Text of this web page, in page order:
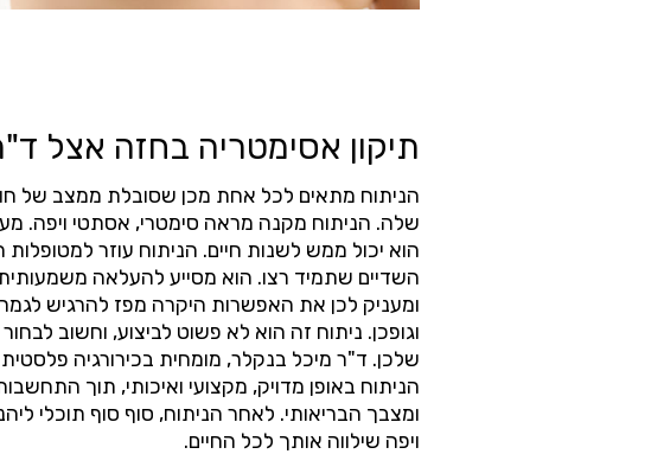
תיקון אסימטריה בחזה אצל
שלה. הניתוח מקנה מראה סימטרי, אסתטי ויפה.
הוא יכול ממש לשנות חיים. הניתוח עוזר
השדיים שתמיד רצו. הוא מסייע להעלאה משמעותית
ומעניק לכן את האפשרות היקרה מפז להרגיש
וגופכן. ניתוח זה הוא לא פשוט לביצוע, וחשוב
שלכן. ד"ר מיכל בנקלר, מומחית בכירורגיה
הניתוח באופן מדויק, מקצועי ואיכותי, תוך
ומצבך הבריאותי. לאחר הניתוח, סוף סוף תוכלי
ויפה שילווה אותך לכל החיים.